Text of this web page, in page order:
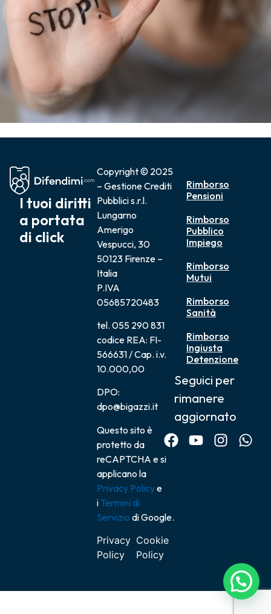
I tuoi diritti
a portata
di click
Copyright © 2025
– Gestione Crediti
Pubblici s.r.l.
Lungarno
Amerigo
Vespucci, 30
50123 Firenze –
Italia
P.IVA
05685720483
tel. 055 290 831
codice REA: FI-
566631 / Cap. i.v.
10.000,00
DPO:
dpo@bigazzi.it
Questo sito è
protetto da
reCAPTCHA e si
applicano la
Privacy Policye
i Termini di
Servizio di Google.
Privacy
Policy
Cookie
Policy
Rimborso
Pensioni
Rimborso
Pubblico
Impiego
Rimborso
Mutui
Rimborso
Sanità
Rimborso
Ingiusta
Detenzione
Seguici per
rimanere
aggiornato